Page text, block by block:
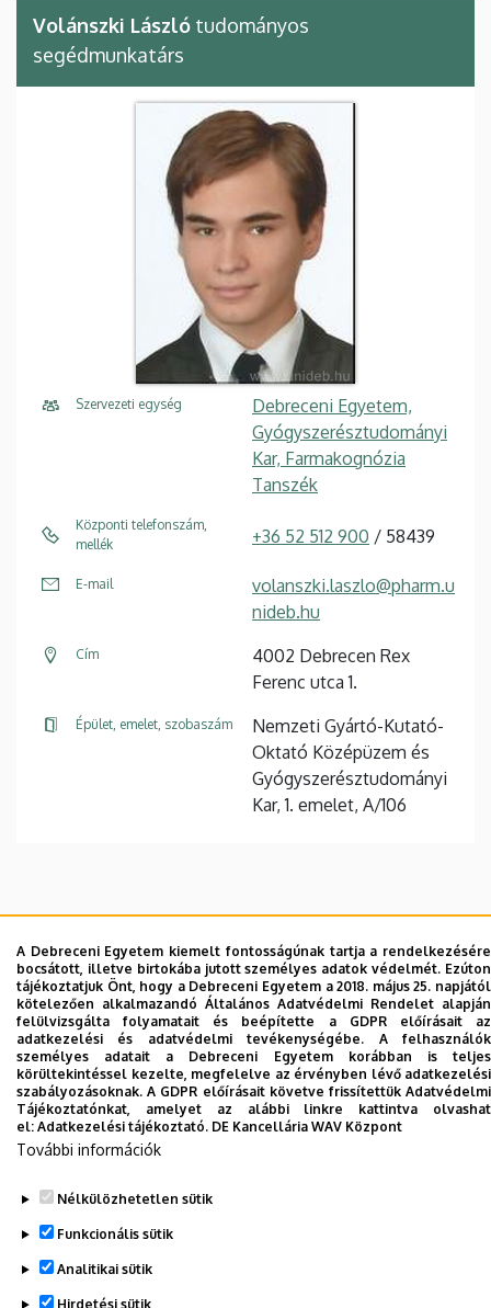
Volánszki László tudományos
segédmunkatárs
Szervezeti egység
Debreceni Egyetem,
Gyógyszerésztudományi
Kar, Farmakognózia
Tanszék
Központi telefonszám,
mellék
+36 52 512 900 / 58439
E-mail
volanszki.laszlo@pharm.u
nideb.hu
Cím
4002 Debrecen Rex
Ferenc utca 1.
Épület, emelet, szobaszám
Nemzeti Gyártó-Kutató-
Oktató Középüzem és
Gyógyszerésztudományi
Kar, 1. emelet, A/106
Dolgozói adatmódosítás igénylése a DE
telefonkönyvében|Külső személyek rögzítése a
DE telefonkönyvében|Súgó|Hibabejelentés
A Debreceni Egyetem kiemelt fontosságúnak tartja a rendelkezésére
bocsátott, illetve birtokába jutott személyes adatok védelmét. Ezúton
tájékoztatjuk Önt, hogy a Debreceni Egyetem a 2018. május 25. napjától
kötelezően alkalmazandó Általános Adatvédelmi Rendelet alapján
felülvizsgálta folyamatait és beépítette a GDPR előírásait az
adatkezelési és adatvédelmi tevékenységébe. A felhasználók
személyes adatait a Debreceni Egyetem korábban is teljes
körültekintéssel kezelte, megfelelve az érvényben lévő adatkezelési
szabályozásoknak. A GDPR előírásait követve frissítettük Adatvédelmi
Tájékoztatónkat, amelyet az alábbi linkre kattintva olvashat
el: Adatkezelési tájékoztató. DE Kancellária WAV Központ
További információk
Nélkülözhetetlen sütik
Funkcionális sütik
Analitikai sütik
Hirdetési sütik